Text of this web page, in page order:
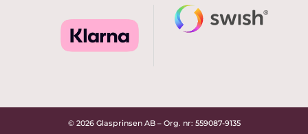
© 2026 Glasprinsen AB – Org. nr: 559087-9135